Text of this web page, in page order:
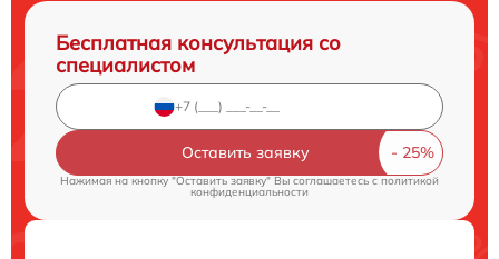
Бесплатная консультация со
специалистом
Оставить заявку
Нажимая на кнопку "Оставить заявку" Вы соглашаетесь cполитикой
конфиденциальности